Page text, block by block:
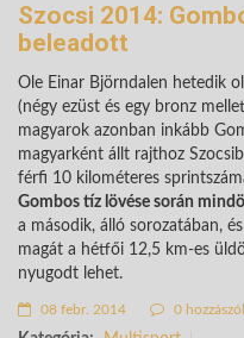
Szocsi 2014:
beleadott
Ole Einar Björndalen hetedik
(négy ezüst és egy bronz
magyarok azonban inkább
magyarként állt rajthoz
férfi 10 kilométeres
Gombos tíz lövése során
a második, álló sorozatában,
magát a hétfői 12,5 km-es
nyugodt lehet.
08 febr. 2014 0